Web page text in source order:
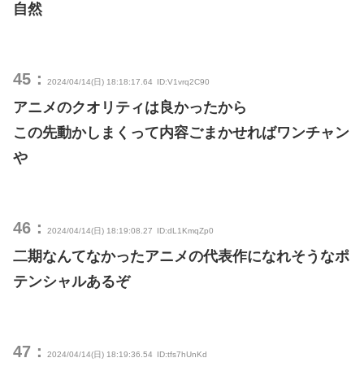
自然
45： 2024/04/14(日) 18:18:17.64 ID:V1vrq2C90
アニメのクオリティは良かったから
この先動かしまくって内容ごまかせればワンチャン
や
46： 2024/04/14(日) 18:19:08.27 ID:dL1KmqZp0
二期なんてなかったアニメの代表作になれそうなポ
テンシャルあるぞ
47： 2024/04/14(日) 18:19:36.54 ID:tfs7hUnKd